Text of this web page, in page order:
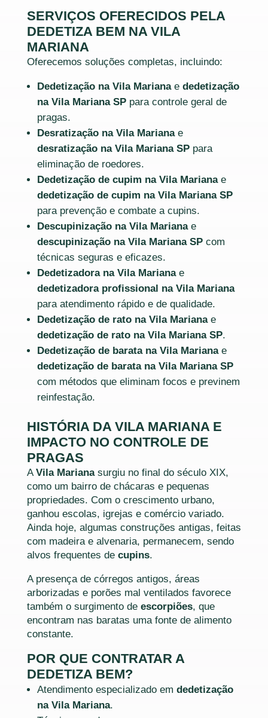
SERVIÇOS OFERECIDOS PELA
DEDETIZA BEM NA VILA
MARIANA
Oferecemos soluções completas, incluindo:
Dedetização na Vila Marianae dedetização
na Vila Mariana SPpara controle geral de
pragas.
Desratização na Vila Marianae
desratização na Vila Mariana SPpara
eliminação de roedores.
Dedetização de cupim na Vila Marianae
dedetização de cupim na Vila Mariana SP
para prevenção e combate a cupins.
Descupinização na Vila Marianae
descupinização na Vila Mariana SPcom
técnicas seguras e eficazes.
Dedetizadora na Vila Marianae
dedetizadora profissional na Vila Mariana
para atendimento rápido e de qualidade.
Dedetização de rato na Vila Marianae
dedetização de rato na Vila Mariana SP.
Dedetização de barata na Vila Marianae
dedetização de barata na Vila Mariana SP
com métodos que eliminam focos e previnem
reinfestação.
HISTÓRIA DA VILA MARIANA E
IMPACTO NO CONTROLE DE
PRAGAS
A Vila Marianasurgiu no final do século XIX,
como um bairro de chácaras e pequenas
propriedades. Com o crescimento urbano,
ganhou escolas, igrejas e comércio variado.
Ainda hoje, algumas construções antigas, feitas
com madeira e alvenaria, permanecem, sendo
alvos frequentes de cupins.
A presença de córregos antigos, áreas
arborizadas e porões mal ventilados favorece
também o surgimento de escorpiões, que
encontram nas baratas uma fonte de alimento
constante.
POR QUE CONTRATAR A
DEDETIZA BEM?
Atendimento especializado em dedetização
na Vila Mariana.